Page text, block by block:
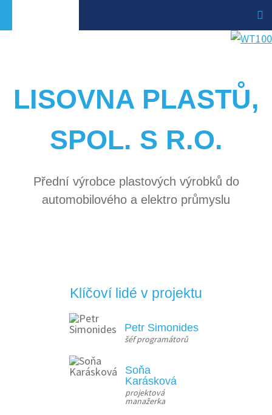
LISOVNA PLASTŮ,
SPOL. S R.O.
Přední výrobce plastových výrobků do
automobilového a elektro průmyslu
Klíčoví lidé v projektu
Petr Simonides
šéf programátorů
Soňa
Karásková
projektová
manažerka